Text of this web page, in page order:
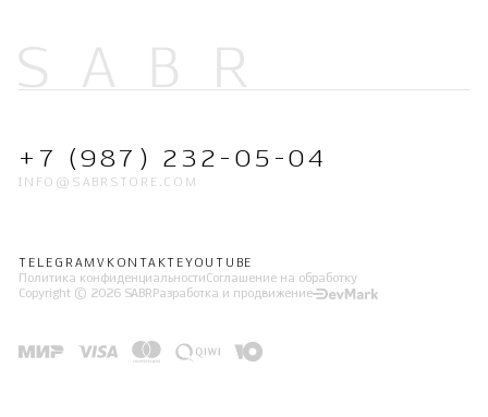
+7 (987) 232-05-04
INFO@SABRSTORE.COM
TELEGRAMVKONTAKTE YOUTUBE
Политика конфиденциальности Соглашение на обработку
Copyright © 2026 SABR Разработка и продвижение